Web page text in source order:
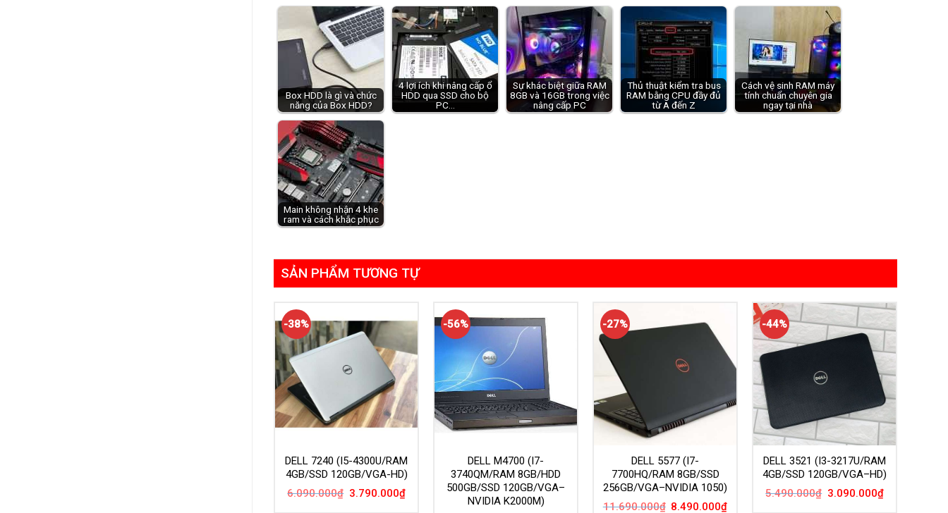
Box HDD là gì và chức
năng của Box HDD?
4 lợi ích khi nâng cấp ổ
HDD qua SSD cho bộ
PC…
Sự khác biệt giữa RAM
8GB và 16GB trong việc
nâng cấp PC
Thủ thuật kiểm tra bus
RAM bằng CPU đầy đủ
từ A đến Z
Cách vệ sinh RAM máy
tính chuẩn chuyên gia
ngay tại nhà
Main không nhận 4 khe
ram và cách khắc phục
SẢN PHẨM TƯƠNG TỰ
-38%
DELL 7240 (I5-4300U/RAM
4GB/SSD 120GB/VGA-HD)
6.090.000₫ Giá
gốc
3.790.000₫Giá
hiện
-56%
DELL M4700 (I7-
3740QM/RAM 8GB/HDD
500GB/SSD 120GB/VGA–
NVIDIA K2000M)
-27%
DELL 5577 (I7-
7700HQ/RAM 8GB/SSD
256GB/VGA–NVIDIA 1050)
11.690.000₫ Giá
8.490.000₫Giá
-44%
DELL 3521 (I3-3217U/RAM
4GB/SSD 120GB/VGA–HD)
5.490.000₫ Giá
gốc
3.090.000₫Giá
hiện